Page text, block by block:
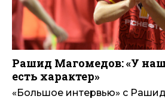
Рашид Магомедов: «У
есть характер»
«Большое интервью» с